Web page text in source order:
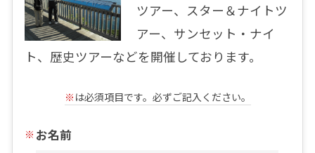
ツアー、スター＆ナイトツ
アー、サンセット・ナイ
ト、歴史ツアーなどを開催しております。
※ は必須項目です。必ずご記入ください。
お名前